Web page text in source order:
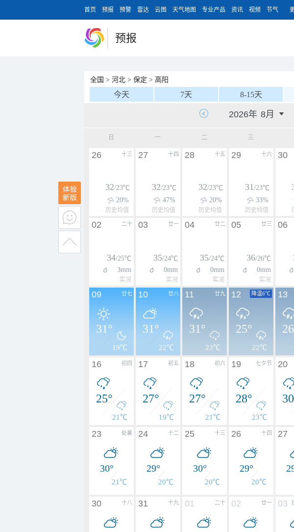
首页 预报 预警 雷达 云图 天气地图 专业产品 资讯 视频 节气
预报
全国 > 河北 > 保定 > 高阳
今天 7天 8-15天
日 一 二 三
十三
26
32/23℃
20%
历史均值
十四
27
32/23℃
47%
历史均值
十五
28
32/23℃
20%
历史均值
十六
29
31/23℃
33%
历史均值
30
二十
02
34/25℃
3mm
实况
廿一
03
35/24℃
0mm
实况
廿二
04
35/24℃
0mm
实况
廿三
05
36/26℃
0mm
实况
06
廿七
09
31°
19℃
廿八
10
31°
22℃
廿九
11
31°
23℃
降温6℃
12
25°
22℃
13
初四
16
25°
21℃
初五
17
27°
19℃
初六
18
27°
21℃
七夕节
19
28°
23℃
20
处暑
23
30°
21℃
十二
24
29°
20℃
十三
25
30°
20℃
十四
26
29°
20℃
27
十八
30 十九
31 二十
01 廿一
02 03